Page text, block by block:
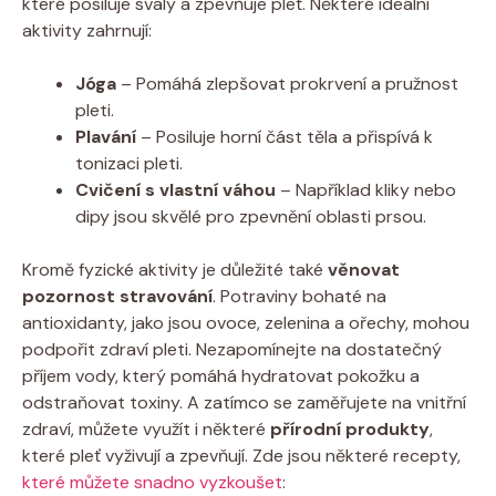
aktivity zahrnují:
Jóga – Pomáhá zlepšovat prokrvení a pružnost
pleti.
Plavání – Posiluje horní část těla a přispívá k
tonizaci pleti.
Cvičení s vlastní váhou – Například kliky nebo
dipy jsou skvělé pro zpevnění oblasti prsou.
Kromě fyzické aktivity je důležité také věnovat
pozornost stravování. Potraviny bohaté na
antioxidanty, jako jsou ovoce, zelenina a ořechy, mohou
podpořit zdraví pleti. Nezapomínejte na dostatečný
příjem vody, který pomáhá hydratovat pokožku a
odstraňovat toxiny. A zatímco se zaměřujete na vnitřní
zdraví, můžete využít i některé přírodní produkty,
které pleť vyživují a zpevňují. Zde jsou některé recepty,
které můžete snadno vyzkoušet: